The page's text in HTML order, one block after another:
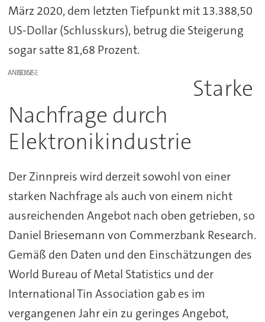
März 2020, dem letzten Tiefpunkt mit 13.388,50
US-Dollar (Schlusskurs), betrug die Steigerung
sogar satte 81,68 Prozent.
ANZEIGE
Starke
Nachfrage durch
Elektronikindustrie
Der Zinnpreis wird derzeit sowohl von einer
starken Nachfrage als auch von einem nicht
ausreichenden Angebot nach oben getrieben, so
Daniel Briesemann von Commerzbank Research.
Gemäß den Daten und den Einschätzungen des
World Bureau of Metal Statistics und der
International Tin Association gab es im
vergangenen Jahr ein zu geringes Angebot,